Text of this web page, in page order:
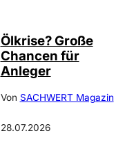
Ölkrise? Große
Chancen für
Anleger
Von SACHWERT Magazin
28.07.2026